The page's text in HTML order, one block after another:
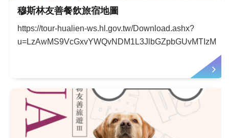
穆斯林友善餐飲旅宿地圖
https://tour-hualien-ws.hl.gov.tw/Download.ashx?